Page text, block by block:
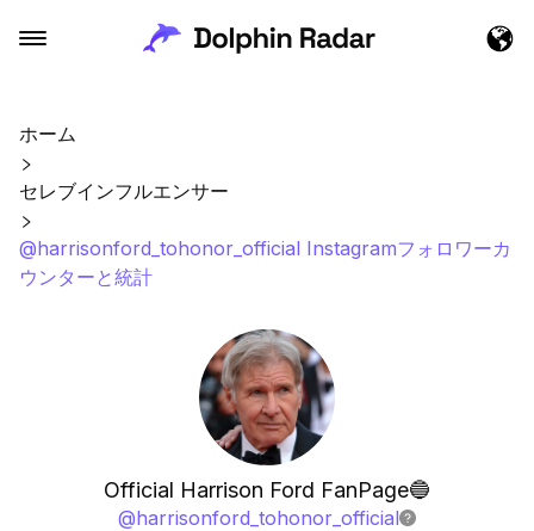
ホーム
セレブインフルエンサー
@harrisonford_tohonor_official Instagramフォロワーカ
ウンターと統計
Official Harrison Ford FanPage🔵
@harrisonford_tohonor_official